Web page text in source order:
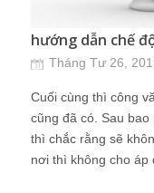
hướng dẫn chế
Tháng Tư 26,
Cuối cùng thì công
cũng đã có. Sau
thì chắc rằng sẽ
nơi thì không cho áp